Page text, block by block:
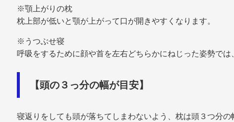
※顎上がりの枕
枕上部が低いと顎が上がって口が開きやすくなります。
※うつぶせ寝
呼吸をするために顔や首を左右どちらかにねじった姿勢で
【頭の３っ分の幅が目安】
寝返りをしても頭が落ちてしまわないよう、枕は頭３つ分の